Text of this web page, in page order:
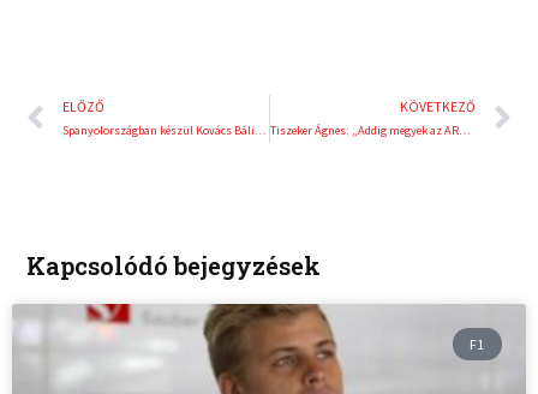
Előző
ELŐZŐ
Spanyolországban készül Kovács Bálint a Le Mans-i vb-futamra
KÖVETKEZŐ
Tiszeker Ágnes: „Addig megyek az ARD-vel szemben, amíg be nem bizonyítom az igazságot!”
Kapcsolódó bejegyzések
F1